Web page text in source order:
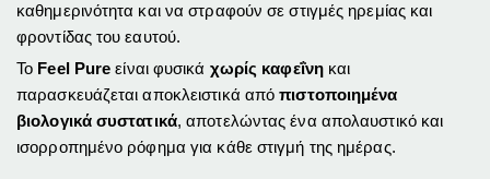
καθημερινότητα και να στραφούν σε στιγμές ηρεμίας και
φροντίδας του εαυτού.
Το Feel Pure είναι φυσικά χωρίς καφεΐνηκαι
παρασκευάζεται αποκλειστικά απόπιστοποιημένα
βιολογικά συστατικά, αποτελώντας ένα απολαυστικό και
ισορροπημένο ρόφημα για κάθε στιγμή της ημέρας.